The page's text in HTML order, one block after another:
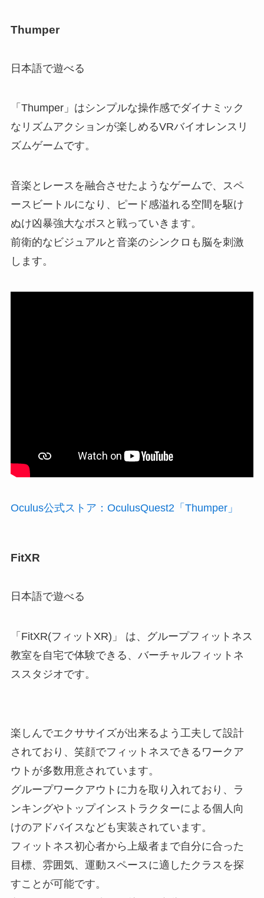
Thumper
日本語で遊べる
「Thumper」はシンプルな操作感でダイナミック
なリズムアクションが楽しめるVRバイオレンスリ
ズムゲームです。
音楽とレースを融合させたようなゲームで、スペ
ースビートルになり、ピード感溢れる空間を駆け
ぬけ凶暴強大なボスと戦っていきます。
前衛的なビジュアルと音楽のシンクロも脳を刺激
します。
Oculus公式ストア：OculusQuest2「Thumper」
FitXR
日本語で遊べる
「FitXR(フィットXR)」 は、グループフィットネス
教室を自宅で体験できる、バーチャルフィットネ
ススタジオです。
楽しんでエクササイズが出来るよう工夫して設計
されており、笑顔でフィットネスできるワークア
ウトが多数用意されています。
グループワークアウトに力を取り入れており、ラ
ンキングやトップインストラクターによる個人向
けのアドバイスなども実装されています。
フィットネス初心者から上級者まで自分に合った
目標、雰囲気、運動スペースに適したクラスを探
すことが可能です。